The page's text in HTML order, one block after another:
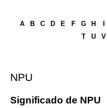
A B C D E F G H
T
U V
NPU
Significado de NPU